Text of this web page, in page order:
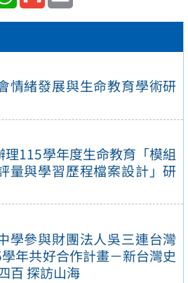
情緒發展與生命教育學術研
理115學年度生命教育「模組
量與學習歷程檔案設計」研
學參與財團法人吳三連台灣
年共好合作計畫－新台灣史
百 探訪山海